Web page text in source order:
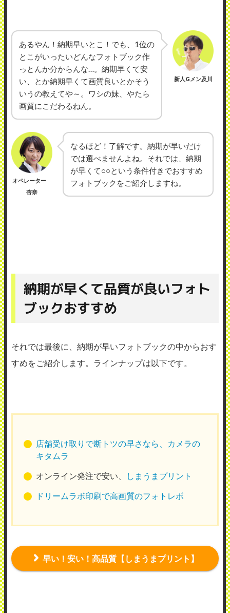
あるやん！納期早いとこ！でも、1位の
とこがいったいどんなフォトブック作
っとんか分からんな…。納期早くて安
い、とか納期早くて画質良いとかそう
いうの教えてや～。ワシの妹、やたら
画質にこだわるねん。
新人Gメン及川
オペレーター
杏奈
なるほど！了解です。納期が早いだけ
では選べませんよね。それでは、納期
が早くて○○という条件付きでおすすめ
フォトブックをご紹介しますね。
納期が早くて品質が良いフォト
ブックおすすめ
それでは最後に、納期が早いフォトブックの中からおす
すめをご紹介します。ラインナップは以下です。
店舗受け取りで断トツの早さなら、カメラの
キタムラ
オンライン発注で安い、 しまうまプリント
ドリームラボ印刷で高画質のフォトレボ
早い！安い！高品質【しまうまプリント】